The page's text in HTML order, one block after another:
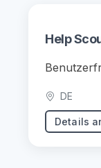
Help
DE
Details